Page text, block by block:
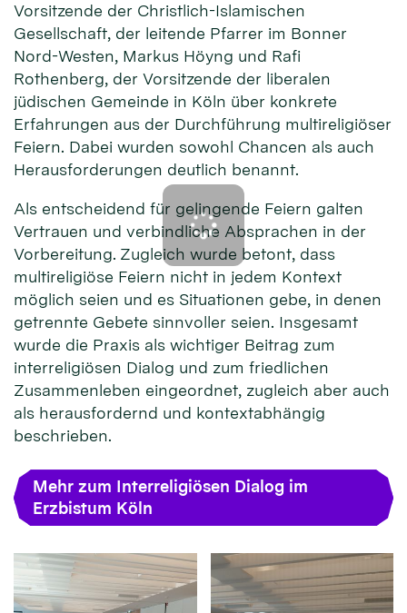
Vorsitzende der Christlich-Islamischen
Gesellschaft, der leitende Pfarrer im Bonner
Nord-Westen, Markus Höyng und Rafi
Rothenberg, der Vorsitzende der liberalen
jüdischen Gemeinde in Köln über konkrete
Erfahrungen aus der Durchführung multireligiöser
Feiern. Dabei wurden sowohl Chancen als auch
Herausforderungen deutlich benannt.
Als entscheidend für gelingende Feiern galten
Vertrauen und verbindliche Absprachen in der
Vorbereitung. Zugleich wurde betont, dass
multireligiöse Feiern nicht in jedem Kontext
möglich seien und es Situationen gebe, in denen
getrennte Gebete sinnvoller seien. Insgesamt
wurde die Praxis als wichtiger Beitrag zum
interreligiösen Dialog und zum friedlichen
Zusammenleben eingeordnet, zugleich aber auch
als herausfordernd und kontextabhängig
beschrieben.
Mehr zum Interreligiösen Dialog im
Erzbistum Köln